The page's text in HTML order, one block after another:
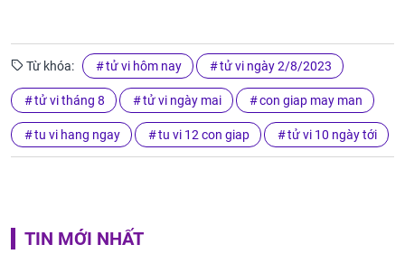
Từ khóa: tử vi hôm nay tử vi ngày 2/8/2023
tử vi tháng 8 tử vi ngày mai con giap may man
tu vi hang ngay tu vi 12 con giap tử vi 10 ngày tới
TIN MỚI NHẤT